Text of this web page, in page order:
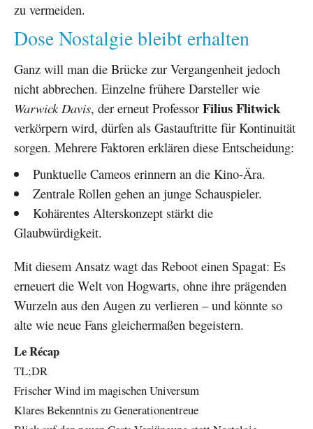
zu vermeiden.
Dose Nostalgie bleibt erhalten
Ganz will man die Brücke zur Vergangenheit jedoch
nicht abbrechen. Einzelne frühere Darsteller wie
Warwick Davis, der erneut Professor Filius Flitwick
verkörpern wird, dürfen als Gastauftritte für Kontinuität
sorgen. Mehrere Faktoren erklären diese Entscheidung:
Punktuelle Cameos erinnern an die Kino-Ära.
Zentrale Rollen gehen an junge Schauspieler.
Kohärentes Alterskonzept stärkt die
Glaubwürdigkeit.
Mit diesem Ansatz wagt das Reboot einen Spagat: Es
erneuert die Welt von Hogwarts, ohne ihre prägenden
Wurzeln aus den Augen zu verlieren – und könnte so
alte wie neue Fans gleichermaßen begeistern.
Le Récap
TL;DR
Frischer Wind im magischen Universum
Klares Bekenntnis zu Generationentreue